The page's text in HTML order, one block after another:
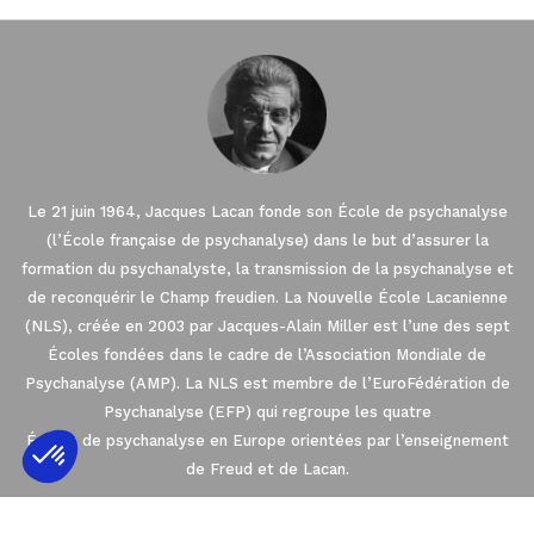
Le 21 juin 1964, Jacques Lacan fonde son École de psychanalyse
(l’École française de psychanalyse) dans le but d’assurer la
formation du psychanalyste, la transmission de la psychanalyse et
de reconquérir le Champ freudien. La Nouvelle École Lacanienne
(NLS), créée en 2003 par Jacques-Alain Miller est l’une des sept
Écoles fondées dans le cadre de l’Association Mondiale de
Psychanalyse (AMP). La NLS est membre de l’EuroFédération de
Psychanalyse (EFP) qui regroupe les quatre
Écoles de psychanalyse en Europe orientées par l’enseignement
de Freud et de Lacan.